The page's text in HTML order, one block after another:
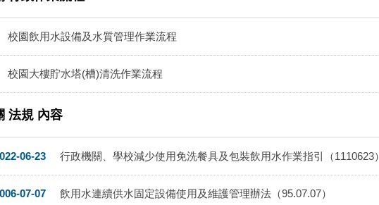
校園飲用水設備及水質管理作業流程
校園大樓貯水塔(槽)清洗作業流程
法規 內容
06-23 行政機關、學校減少使用免洗餐具及包裝飲用水作業指引（1110623）
07-07 飲用水連續供水固定設備使用及維護管理辦法（95.07.07）